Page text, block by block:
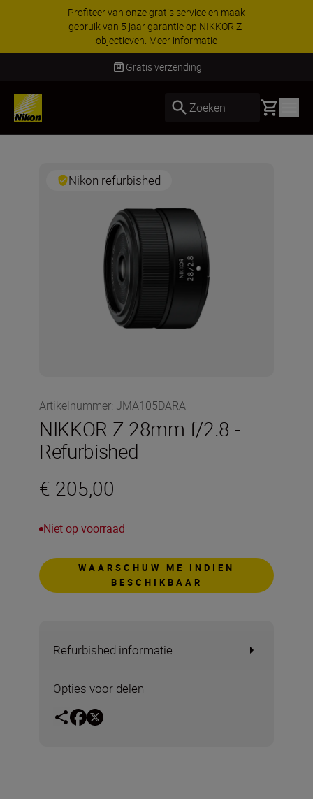
Profiteer van onze gratis service en maak
gebruik van 5 jaar garantie op NIKKOR Z-
objectieven. Meer informatie
Gratis verzending
Zoeken Basket
Nikon refurbished
Artikelnummer: JMA105DARA
NIKKOR Z 28mm f/2.8 -
Refurbished
€ 205,00
Niet op voorraad
WAARSCHUW ME INDIEN
BESCHIKBAAR
Refurbished informatie
Opties voor delen